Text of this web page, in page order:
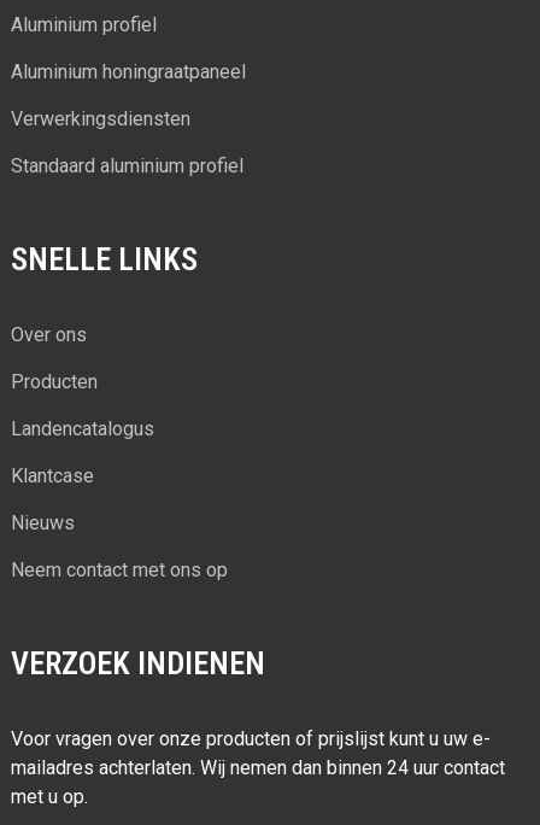
Aluminium profiel
Aluminium honingraatpaneel
Verwerkingsdiensten
Standaard aluminium profiel
SNELLE LINKS
Over ons
Producten
Landencatalogus
Klantcase
Nieuws
Neem contact met ons op
VERZOEK INDIENEN
Voor vragen over onze producten of prijslijst kunt u uw e-
mailadres achterlaten. Wij nemen dan binnen 24 uur contact
met u op.